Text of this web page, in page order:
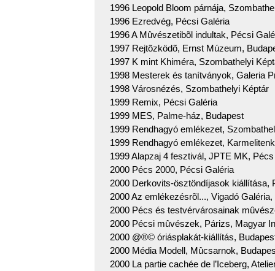
1996 Leopold Bloom párnája,
1996 Ezredvég, Pécsi Galéria
1996 A Mûvészetibõl indultak, Pécsi
1997 Rejtõzködõ, Ernst Múzeum,
1997 K mint Khiméra, Szombathelyi
1998 Mesterek és tanítványok, Galeria
1998 Városnézés, Szombathelyi Képtár
1999 Remix, Pécsi Galéria
1999 MES, Palme-ház, Budapest
1999 Rendhagyó emlékezet,
1999 Rendhagyó emlékezet,
1999 Alapzaj 4 fesztivál, JPTE MK, Pécs
2000 Pécs 2000, Pécsi Galéria
2000 Derkovits-ösztöndíjasok kiállítása,
2000 Az emlékezésrõl..., Vigadó
2000 Pécs és testvérvárosainak
2000 Pécsi mûvészek, Párizs, Magyar
2000 @®© óriásplakát-kiállítás,
2000 Média Modell, Mûcsarnok,
2000 La partie cachée de l’Iceberg,